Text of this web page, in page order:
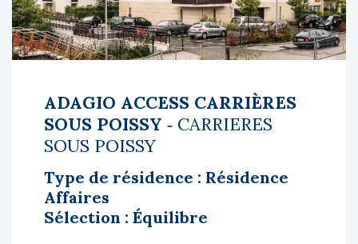
ADAGIO ACCESS CARRIÈRES
SOUS POISSY ‐ CARRIERES
SOUS POISSY
Type de résidence : Résidence
Affaires
Sélection : Équilibre